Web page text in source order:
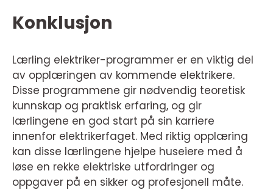
Konklusjon
Lærling elektriker-programmer er en viktig del
av opplæringen av kommende elektrikere.
Disse programmene gir nødvendig teoretisk
kunnskap og praktisk erfaring, og gir
lærlingene en god start på sin karriere
innenfor elektrikerfaget. Med riktig opplæring
kan disse lærlingene hjelpe huseiere med å
løse en rekke elektriske utfordringer og
oppgaver på en sikker og profesjonell måte.